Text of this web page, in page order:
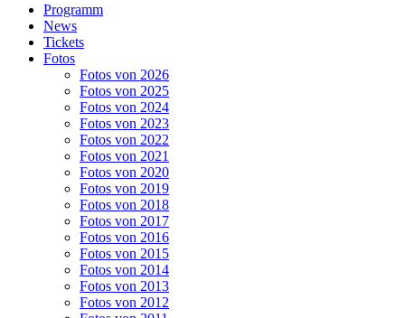
Programm
News
Tickets
Fotos
Fotos von 2026
Fotos von 2025
Fotos von 2024
Fotos von 2023
Fotos von 2022
Fotos von 2021
Fotos von 2020
Fotos von 2019
Fotos von 2018
Fotos von 2017
Fotos von 2016
Fotos von 2015
Fotos von 2014
Fotos von 2013
Fotos von 2012